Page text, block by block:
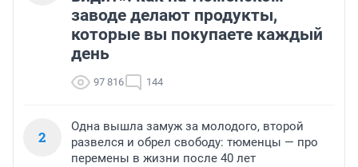
заводе делают продукты,
которые вы покупаете каждый
день
97 816 144
2
Одна вышла замуж за молодого, второй
развелся и обрел свободу: тюменцы — про
перемены в жизни после 40 лет